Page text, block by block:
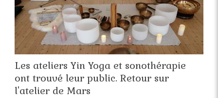
Les ateliers Yin Yoga et sonothérapie
ont trouvé leur public. Retour sur
l'atelier de Mars